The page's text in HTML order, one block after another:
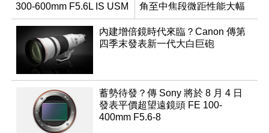
300-600mm F5.6L IS USM
角至中焦段微距性能大幅
升級
內建增倍鏡時代來臨？Canon 傳第
四季末發表新一代大白巨砲
蓄勢待發？傳 Sony 將於 8 月 4 日
發表平價超望遠鏡頭 FE 100-
400mm F5.6-8